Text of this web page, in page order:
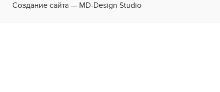
Создание сайта — MD-Design Studio